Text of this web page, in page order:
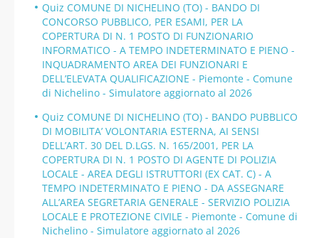
Quiz COMUNE DI NICHELINO (TO) - BANDO DI
CONCORSO PUBBLICO, PER ESAMI, PER LA
COPERTURA DI N. 1 POSTO DI FUNZIONARIO
INFORMATICO - A TEMPO INDETERMINATO E PIENO -
INQUADRAMENTO AREA DEI FUNZIONARI E
DELL’ELEVATA QUALIFICAZIONE - Piemonte - Comune
di Nichelino - Simulatore aggiornato al 2026
Quiz COMUNE DI NICHELINO (TO) - BANDO PUBBLICO
DI MOBILITA’ VOLONTARIA ESTERNA, AI SENSI
DELL’ART. 30 DEL D.LGS. N. 165/2001, PER LA
COPERTURA DI N. 1 POSTO DI AGENTE DI POLIZIA
LOCALE - AREA DEGLI ISTRUTTORI (EX CAT. C) - A
TEMPO INDETERMINATO E PIENO - DA ASSEGNARE
ALL’AREA SEGRETARIA GENERALE - SERVIZIO POLIZIA
LOCALE E PROTEZIONE CIVILE - Piemonte - Comune di
Nichelino - Simulatore aggiornato al 2026